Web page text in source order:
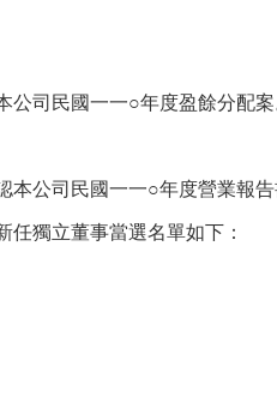
司民國一一○年度盈餘分配案
公司民國一一○年度營業報告
獨立董事當選名單如下：